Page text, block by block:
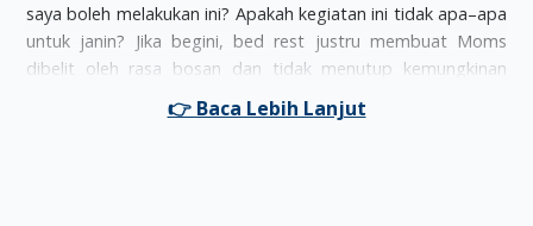
saya boleh melakukan ini? Apakah kegiatan ini tidak apa–apa
untuk janin? Jika begini, bed rest justru membuat Moms
dibelit oleh rasa bosan dan tidak menutup kemungkinan
simak dulu alasan kenapa Moms disarankan untuk bed rest.